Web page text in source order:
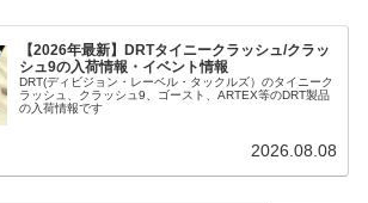
【2026年最新】DRTタイニークラッシュ/クラッ
シュ9の入荷情報・イベント情報
DRT(ディビジョン・レーベル・タックルズ）のタイニーク
ラッシュ、クラッシュ9、ゴースト、ARTEX等のDRT製品
の入荷情報です
2026.08.08